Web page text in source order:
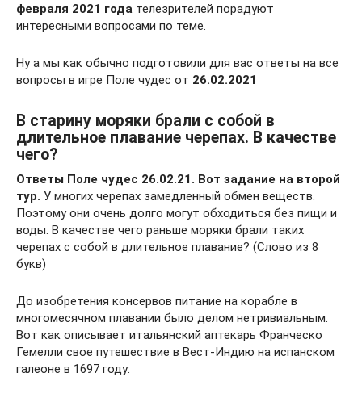
февраля 2021 года телезрителей порадуют
интересными вопросами по теме.
Ну а мы как обычно подготовили для вас ответы на все
вопросы в игре Поле чудес от 26.02.2021
В старину моряки брали с собой в
длительное плавание черепах. В качестве
чего?
Ответы Поле чудес 26.02.21. Вот задание на второй
тур. У многих черепах замедленный обмен веществ.
Поэтому они очень долго могут обходиться без пищи и
воды. В качестве чего раньше моряки брали таких
черепах с собой в длительное плавание? (Слово из 8
букв)
До изобретения консервов питание на корабле в
многомесячном плавании было делом нетривиальным.
Вот как описывает итальянский аптекарь Франческо
Гемелли свое путешествие в Вест-Индию на испанском
галеоне в 1697 году: